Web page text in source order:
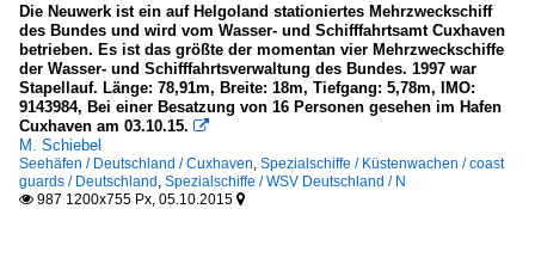
Die Neuwerk ist ein auf Helgoland stationiertes Mehrzweckschiff
des Bundes und wird vom Wasser- und Schifffahrtsamt Cuxhaven
betrieben. Es ist das größte der momentan vier Mehrzweckschiffe
der Wasser- und Schifffahrtsverwaltung des Bundes. 1997 war
Stapellauf. Länge: 78,91m, Breite: 18m, Tiefgang: 5,78m, IMO:
9143984, Bei einer Besatzung von 16 Personen gesehen im Hafen
Cuxhaven am 03.10.15. 
M. Schiebel
Seehäfen / Deutschland / Cuxhaven, Spezialschiffe / Küstenwachen / coast
guards / Deutschland, Spezialschiffe / WSV Deutschland / N
 987 1200x755 Px, 05.10.2015 